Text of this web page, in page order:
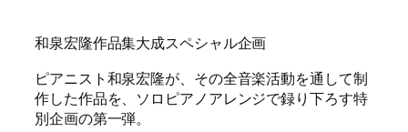
和泉宏隆作品集大成スペシャル企画
ピアニスト和泉宏隆が、その全音楽活動を通して制
作した作品を、ソロピアノアレンジで録り下ろす特
別企画の第一弾。